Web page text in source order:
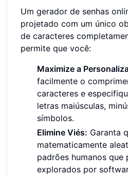
Um gerador de senhas
projetado com um único
de caracteres
permite que você:
Maximize a
facilmente o
caracteres e
letras maiúsculas,
símbolos.
Elimine Viés: Garanta
matematicamente
padrões humanos que
explorados por